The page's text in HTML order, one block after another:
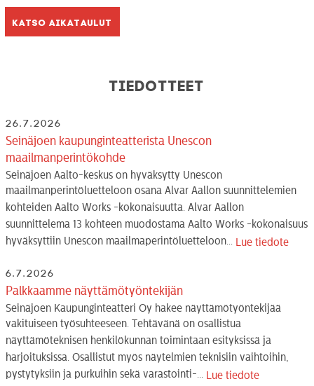
Katso aikataulut
Tiedotteet
26.7.2026
Seinäjoen kaupunginteatterista Unescon
maailmanperintökohde
Seinäjoen Aalto-keskus on hyväksytty Unescon
maailmanperintöluetteloon osana Alvar Aallon suunnittelemien
kohteiden Aalto Works -kokonaisuutta. Alvar Aallon
suunnittelema 13 kohteen muodostama Aalto Works -kokonaisuus
hyväksyttiin Unescon maailmaperintöluetteloon... Lue tiedote
6.7.2026
Palkkaamme näyttämötyöntekijän
Seinäjoen Kaupunginteatteri Oy hakee näyttämötyöntekijää
vakituiseen työsuhteeseen. Tehtävänä on osallistua
näyttämöteknisen henkilökunnan toimintaan esityksissä ja
harjoituksissa. Osallistut myös näytelmien teknisiin vaihtoihin,
pystytyksiin ja purkuihin sekä varastointi-... Lue tiedote